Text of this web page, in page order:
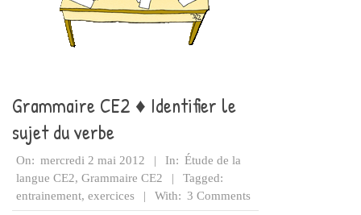
Grammaire CE2 ♦ Identifier le
sujet du verbe
2012-
05-
02
On: mercredi 2 mai 2012 In: Étude de la
langue CE2, Grammaire CE2
Tagged:
entrainement, exercices With: 3 Comments